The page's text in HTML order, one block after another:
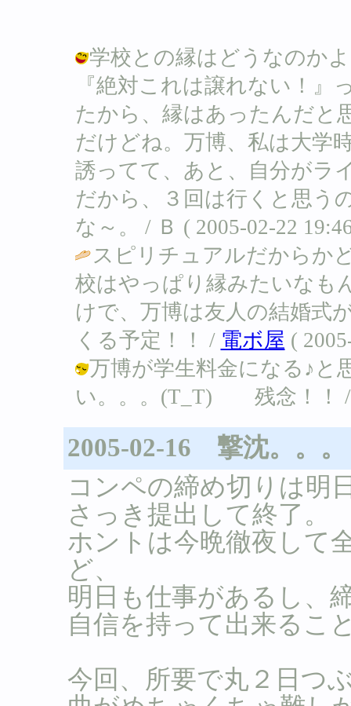
学校との縁はどうなのか
『絶対これは譲れない！
たから、縁はあったんだと
だけどね。万博、私は大学
誘ってて、あと、自分がラ
だから、３回は行くと思う
な～。 / Ｂ ( 2005-02-22
スピリチュアルだからか
校はやっぱり縁みたいな
けで、万博は友人の結婚式
くる予定！！ / 電ボ屋 (
万博が学生料金になる♪と
い。。。(T_T) 残念！！ /
2005-02-16 撃沈。。。
コンペの締め切りは明
さっき提出して終了。
ホントは今晩徹夜して
ど、
明日も仕事があるし、
自信を持って出来るこ
今回、所要で丸２日つ